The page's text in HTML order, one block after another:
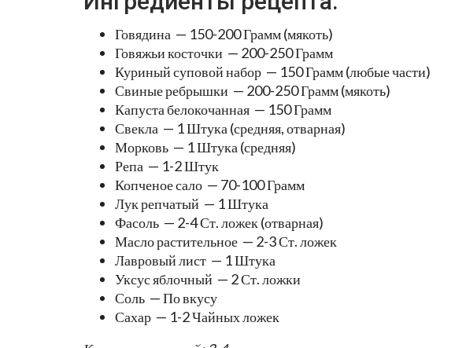
Говядина — 150-200 Грамм (мякоть)
Говяжьи косточки — 200-250 Грамм
Куриный суповой набор — 150 Грамм (любые части)
Свиные ребрышки — 200-250 Грамм (мякоть)
Капуста белокочанная — 150 Грамм
Свекла — 1 Штука (средняя, отварная)
Морковь — 1 Штука (средняя)
Репа — 1-2 Штук
Копченое сало — 70-100 Грамм
Лук репчатый — 1 Штука
Фасоль — 2-4 Ст. ложек (отварная)
Масло растительное — 2-3 Ст. ложек
Лавровый лист — 1 Штука
Уксус яблочный — 2 Ст. ложки
Соль — По вкусу
Сахар — 1-2 Чайных ложек